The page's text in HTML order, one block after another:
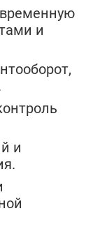
и
и